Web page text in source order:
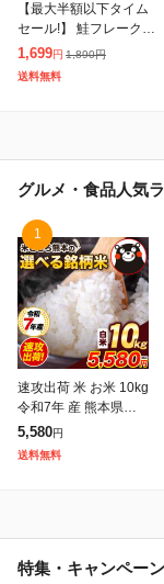
【最大半額以下タイム
セール!】 鮭フレーク
業務用 訳あり【大容量
メガ盛り 北海道.鮭フレ
1,699円 1,890円
送料無料
グルメ・食品人気
1
速攻出荷 米 お米 10kg
令和7年 産 熊本県産
ブランド米 銘柄米 選
べる 白米 5kg × 2 ひ
5,580円
送料無料
特集・キャンペーン